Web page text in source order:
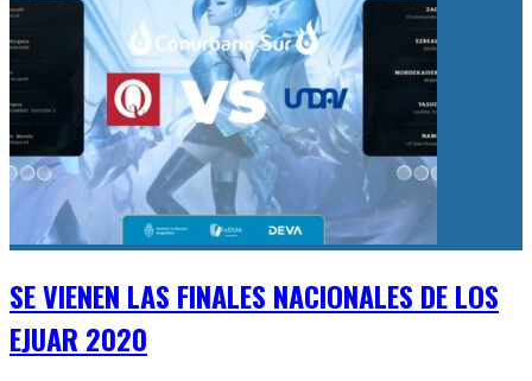
SE VIENEN LAS FINALES NACIONALES DE LOS
EJUAR 2020